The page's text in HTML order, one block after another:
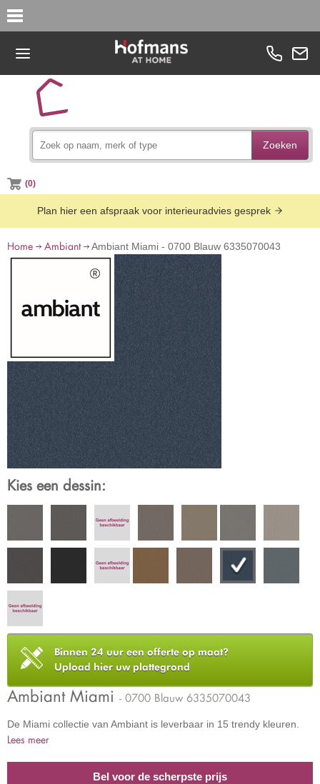
Zoeken
(0)
Plan hier een afspraak voor interieuradvies gesprek
Home Ambiant Ambiant Miami - 0700 Blauw 6335070043
Kies een dessin:
Binnen 24 uur een offerte op maat?
Upload hier uw plattegrond
Ambiant Miami - 0700 Blauw 6335070043
De Miami collectie van Ambiant is leverbaar in 15 trendy kleuren.
Lees meer
Bel voor de scherpste prijs